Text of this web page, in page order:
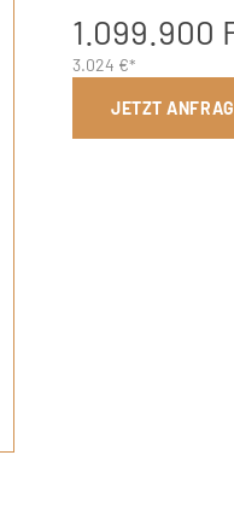
1.099.900
3.024 €*
JETZT